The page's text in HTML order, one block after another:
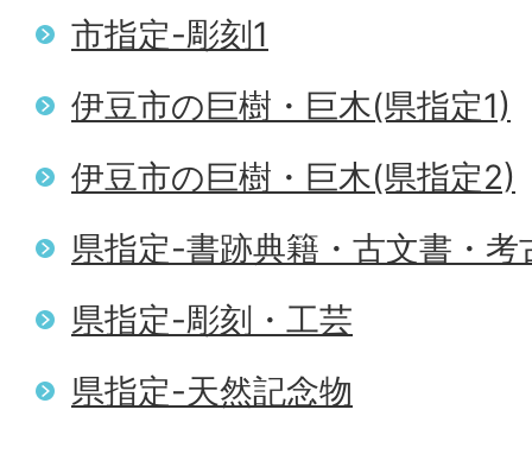
市指定-彫刻1
伊豆市の巨樹・巨木(県指定1)
伊豆市の巨樹・巨木(県指定2)
県指定-書跡典籍・古文書・考
県指定-彫刻・工芸
県指定-天然記念物